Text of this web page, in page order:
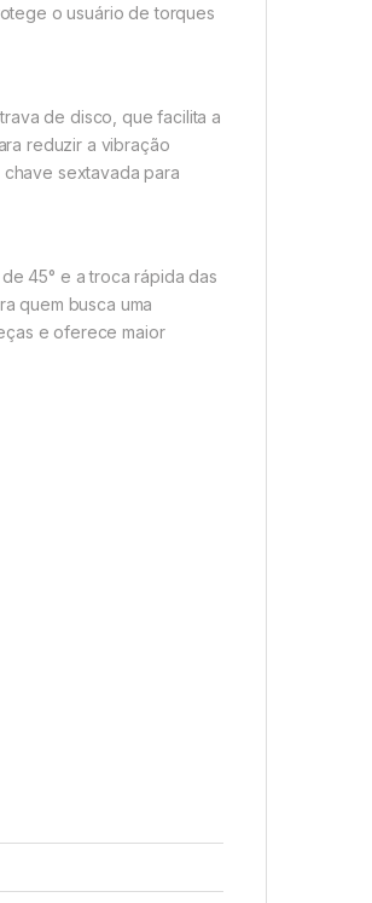
o usuário de torques
de disco, que facilita a
reduzir a vibração
sextavada para
45° e a troca rápida das
quem busca uma
e oferece maior